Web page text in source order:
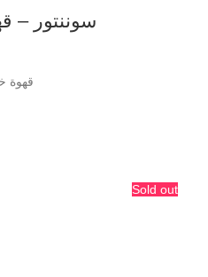
سوننتور –
قهوة
Sold out